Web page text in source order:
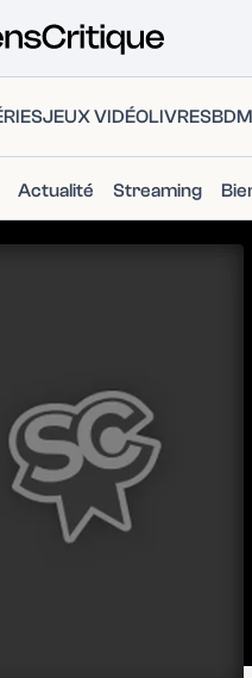
JEUX VIDÉOLIVRESBD
Actualité Streaming